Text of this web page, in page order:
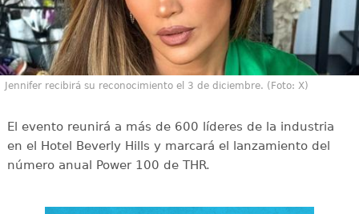
Jennifer recibirá su reconocimiento el 3 de diciembre. (Foto: X)
El evento reunirá a más de 600 líderes de la industria
en el Hotel Beverly Hills y marcará el lanzamiento del
número anual Power 100 de THR.